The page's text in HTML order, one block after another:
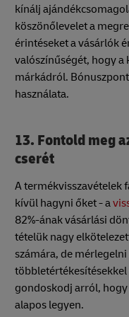
kínálj
köszönőlevelet a
érintéseket a vásárlók
valószínűségét, hogy a
márkádról.
használata.
13. Fontold meg
cserét
A termékvisszavételek
kívül hagyni őket - a
82%-ának vásárlási
tételük nagy
számára, de
gondoskodj arról,
alapos legyen.